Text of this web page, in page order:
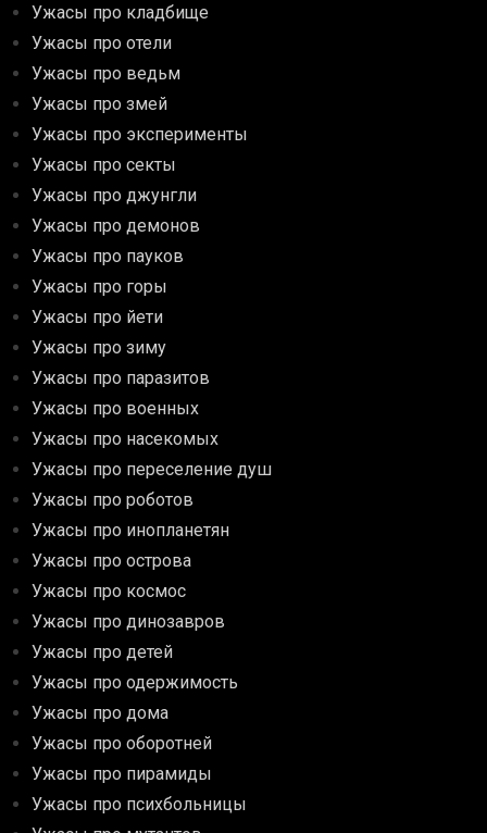
Ужасы про кладбище
Ужасы про отели
Ужасы про ведьм
Ужасы про змей
Ужасы про эксперименты
Ужасы про секты
Ужасы про джунгли
Ужасы про демонов
Ужасы про пауков
Ужасы про горы
Ужасы про йети
Ужасы про зиму
Ужасы про паразитов
Ужасы про военных
Ужасы про насекомых
Ужасы про переселение душ
Ужасы про роботов
Ужасы про инопланетян
Ужасы про острова
Ужасы про космос
Ужасы про динозавров
Ужасы про детей
Ужасы про одержимость
Ужасы про дома
Ужасы про оборотней
Ужасы про пирамиды
Ужасы про психбольницы